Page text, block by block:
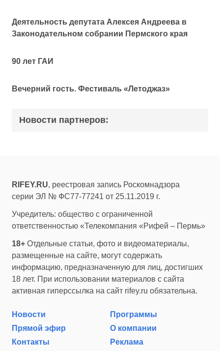
Деятельность депутата Алексея Андреева в
Законодательном собрании Пермского края
90 лет ГАИ
Вечерний гость. Фестиваль «Летоджаз»
Новости партнеров:
RIFEY.RU, реестровая запись Роскомнадзора
серии ЭЛ № ФС77-77241 от 25.11.2019 г.
Учредитель: общество с ограниченной
ответственностью «Телекомпания «Рифей – Пермь»
18+ Отдельные статьи, фото и видеоматериалы,
размещенные на сайте, могут содержать
информацию, предназначенную для лиц, достигших
18 лет. При использовании материалов с сайта
активная гиперссылка на сайт rifey.ru обязательна.
Новости
Программы
Прямой эфир
О компании
Контакты
Реклама